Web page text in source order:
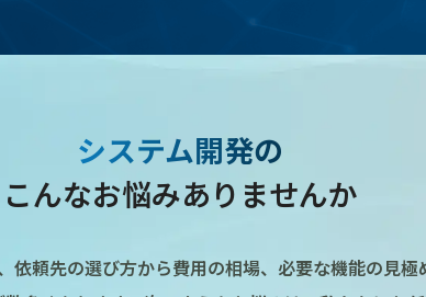
システム開発の
こんなお悩みありませんか
依頼先の選び方から費用の相場、必要な機能の見極